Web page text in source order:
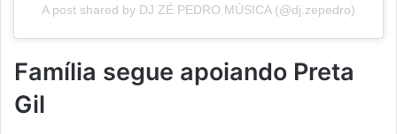
A post shared by DJ ZÉ PEDRO MÚSICA (@dj.zepedro)
Família segue apoiando Preta
Gil